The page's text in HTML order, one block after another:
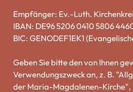
Empfänger: Ev.-Luth.
IBAN: DE96 5206 0410 5806
BIC: GENODEF1EK1
Geben Sie bitte den von Ihnen
Verwendungszweck an, z. B.
der Maria-Magdalenen-Kirche",